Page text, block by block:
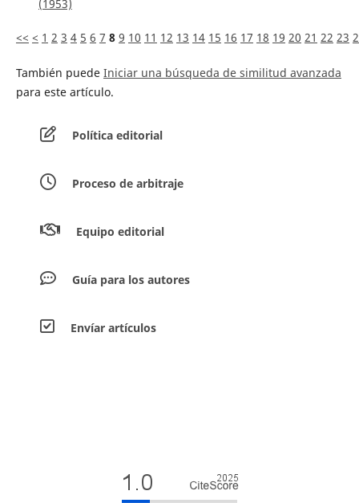
(1953)
<< < 1 2 3 4 5 6 7 8 9 10 11 12 13 14 15 16 17 18 19 20 21 22 23
También puede Iniciar una búsqueda de similitud avanzada
para este artículo.
Política editorial
Proceso de arbitraje
Equipo editorial
Guía para los autores
Envíar artículos